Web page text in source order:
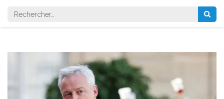
Rechercher